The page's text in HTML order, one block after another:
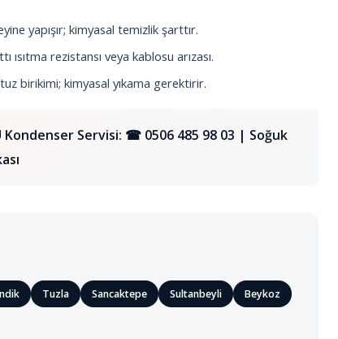
yapışır; kimyasal temizlik şarttır.
rezistansı veya kablosu arızası.
birikimi; kimyasal yıkama gerektirir.
Kondenser Servisi: ☎ 0506 485 98 03 | Soğuk
Tuzla Sancaktepe Sultanbeyli
Beykoz